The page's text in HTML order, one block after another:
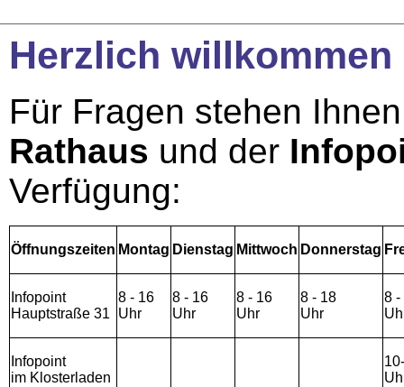
Herzlich
Für Fragen stehen
Rathaus und der
Verfügung:
Öffnungszeiten Montag Dienstag Mittwoch Donnerstag
Infopoint
Hauptstraße 31
8 - 16
Uhr
8 - 16
Uhr
8 - 16
Uhr
8 - 18
Uhr
8 -
Infopoint
im Klosterladen